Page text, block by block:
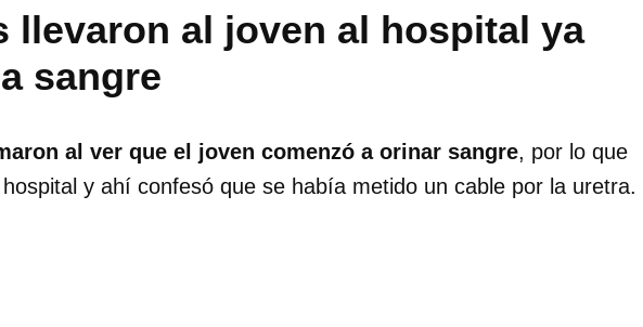
llevaron al joven al hospital ya
sangre
al ver que el joven comenzó a orinar sangre, por lo que
y ahí confesó que se había metido un cable por la uretra.